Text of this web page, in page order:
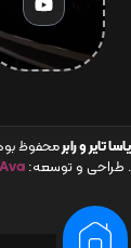
تایر و رابرمحفوظ
طراحی و توسعه: